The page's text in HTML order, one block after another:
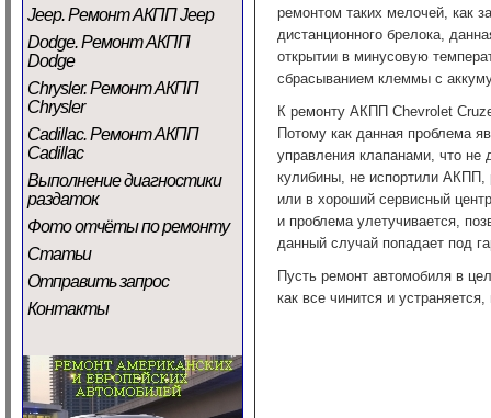
Jeep. Ремонт АКПП Jeep
Dodge. Ремонт АКПП
Dodge
Chrysler. Ремонт АКПП
Chrysler
Cadillac. Ремонт АКПП
Cadillac
Выполнение диагностики
раздаток
Фото отчёты по ремонту
Статьи
Отправить запрос
Контакты
ремонтом таких мелочей, как
дистанционного брелока,
открытии в минусовую
сбрасыванием клеммы с
К ремонту АКПП Chevrolet
Потому как данная проблема
управления клапанами, что
кулибины, не испортили АКПП,
или в хороший сервисный
и проблема улетучивается,
данный случай попадает под
Пусть ремонт автомобиля в
как все чинится и